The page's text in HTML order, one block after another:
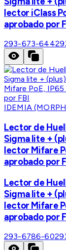
lector iClass
aprobado por
293-673-644
IDEMIA
Lector de
Sigma lite +
lector Mifare
aprobado por
Lector de
Sigma lite +
lector Mifare
aprobado por
293-6786-60